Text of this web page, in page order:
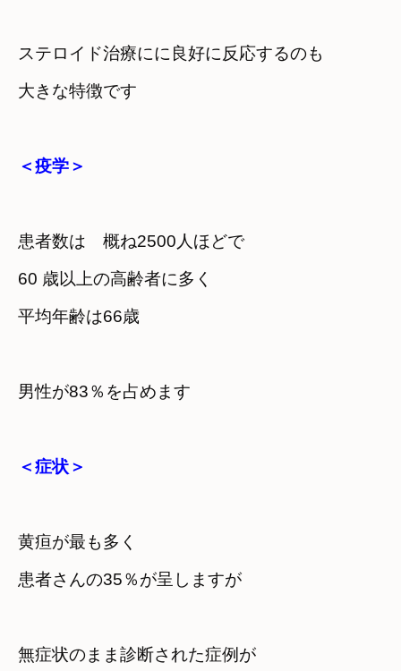
ステロイド治療にに良好に反応するのも
大きな特徴です
＜疫学＞
患者数は　概ね2500人ほどで
60 歳以上の高齢者に多く
平均年齢は66歳
＜症状＞
黄疸が最も多く
患者さんの35％が呈しますが
無症状のまま診断された症例が